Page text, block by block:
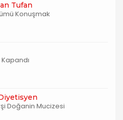
Tufan
Konuşmak
Doğanin Mucizesi